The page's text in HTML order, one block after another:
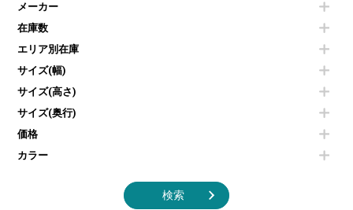
その他OA機器
コートハンガー・ポールハンガー
傘立て
食器棚・キッチンキャビネット
カタログスタンド
オフィスアクセサリーその他
カウンターテーブル
センターテーブル・サイドテーブル
ベンチ・スツール
ソファ
シェルフ
ダストボックス（ゴミ箱）
インテリア家具その他
冷蔵庫・洗濯機
空気清浄機・加湿器
液晶テレビ・モニター類
エアコン
照明機器
掃除機
季節家電
メーカー
在庫数
エリア別在庫
サイズ(幅)
サイズ(高さ)
サイズ(奥行)
価格
カラー
検索